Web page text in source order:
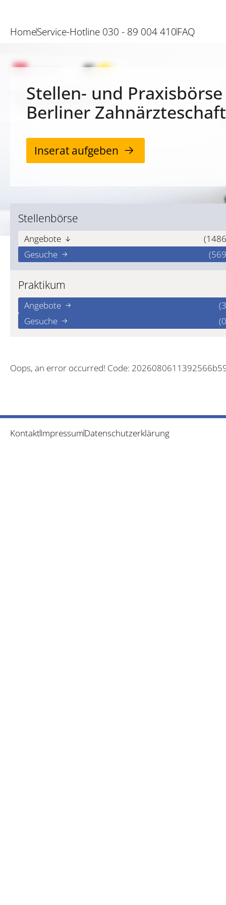
HomeService-Hotline 030 - 89 004 410FAQ
Stellen- und
Berliner Zahnärzteschaft
Inserat aufgeben
Stellenbörse
Angebote
Gesuche
Praktikum
Angebote
Gesuche
Oops, an error occurred! Code:
KontaktImpressumDatenschutzerklärung